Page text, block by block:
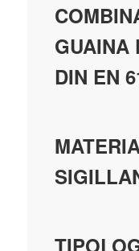
GUAINA
DIN EN